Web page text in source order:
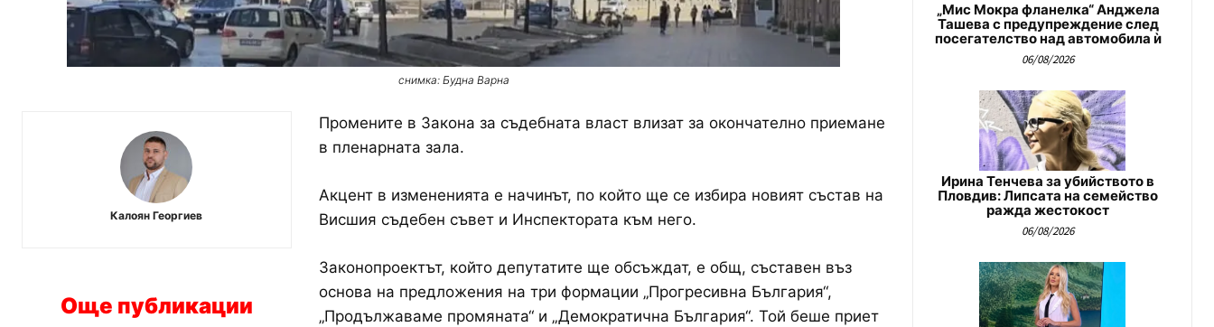
снимка: Будна Варна
Калоян Георгиев
Още публикации
Промените в Закона за съдебната власт влизат за окончателно приемане
в пленарната зала.
Акцент в измененията е начинът, по който ще се избира новият състав на
Висшия съдебен съвет и Инспектората към него.
Законопроектът, който депутатите ще обсъждат, е общ, съставен въз
основа на предложения на три формации „Прогресивна България“,
„Продължаваме промяната“ и „Демократична България“. Той беше приет
„Мис Мокра фланелка“ Анджела
Ташева с предупреждение след
посегателство над автомобила ѝ
06/08/2026
Ирина Тенчева за убийството в
Пловдив: Липсата на семейство
ражда жестокост
06/08/2026